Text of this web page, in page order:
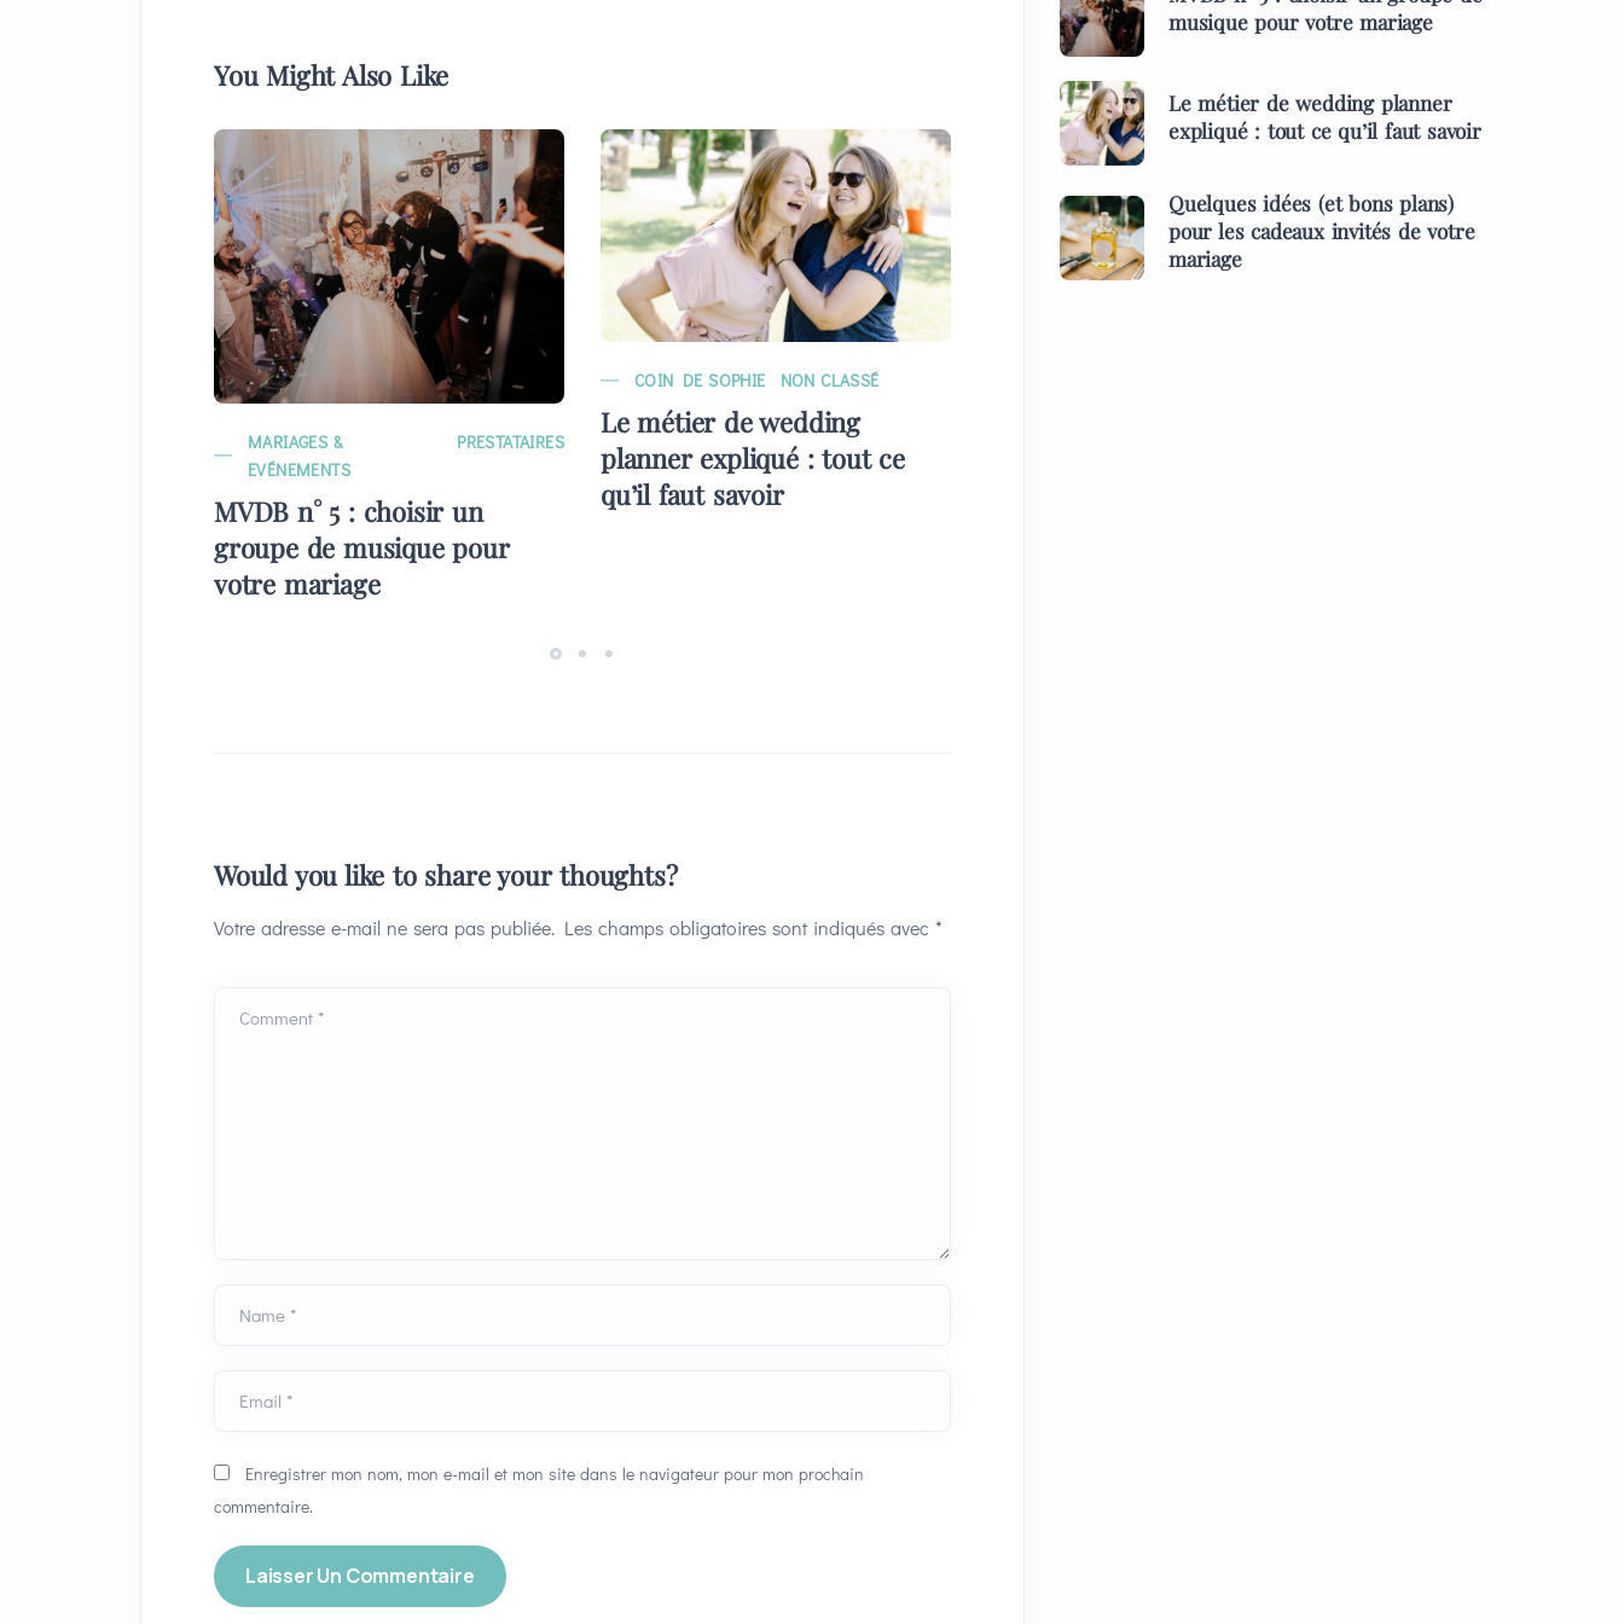
You Might Also Like
MARIAGES &
EVÉNEMENTS
PRESTATAIRES
MVDB n° 5 : choisir un
groupe de musique pour
votre mariage
COIN DE SOPHIE NON CLASSÉ
Le métier de wedding
planner expliqué : tout ce
qu’il faut savoir
Would you like to share your thoughts?
Votre adresse e-mail ne sera pas publiée. Les champs obligatoires sont indiqués avec *
Comment *
Name *
Email *
Enregistrer mon nom, mon e-mail et mon site dans le navigateur pour mon prochain
commentaire.
musique pour votre mariage
Le métier de wedding planner
expliqué : tout ce qu’il faut savoir
Quelques idées (et bons plans)
pour les cadeaux invités de votre
mariage